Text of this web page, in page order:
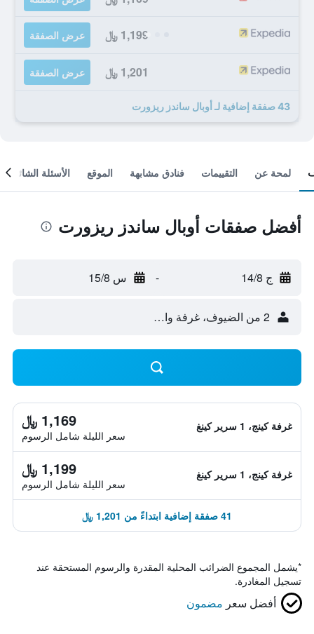
1,199 ﷼ عرض الصفقة
1,201 ﷼ عرض الصفقة
43 صفقة إضافية لـ أوبال ساندز ريزورت
لمحة عن التقييمات فنادق مشابهة الموقع الأسئلة الشائعة
أفضل صفقات أوبال ساندز ريزورت
ج 14/8 - س 15/8
2 من الضيوف، غرفة واحدة
غرفة كينج، 1 سرير كينغ 1,169 ﷼
سعر الليلة شامل الرسوم
غرفة كينج، 1 سرير كينغ 1,199 ﷼
سعر الليلة شامل الرسوم
41 صفقة إضافية ابتداءً من 1,201 ﷼
*يشمل المجموع الضرائب المحلية المقدرة والرسوم المستحقة عند
تسجيل المغادرة.
أفضل سعر مضمون